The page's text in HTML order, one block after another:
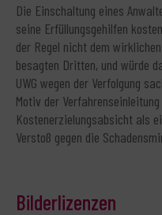
Die Einschaltung eines
seine Erfüllungsgehilfen
der Regel nicht dem
besagten Dritten, und würde
UWG wegen der Verfolgung
Motiv der
Kostenerzielungsabsicht als
Verstoß gegen die
Bilderlizenzen